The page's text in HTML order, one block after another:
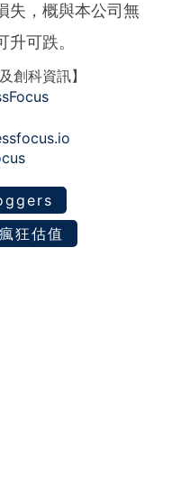
失，概與本公司無
可跌。
創科資訊】
瘋狂估值